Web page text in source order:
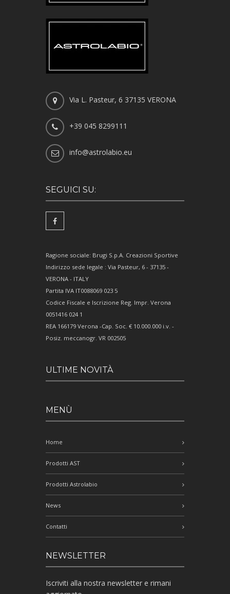
Via L. Pasteur, 6 37135 VERONA
+39 045 8299111
info@astrolabio.eu
SEGUICI SU:
Ragione sociale: Brugi S.p.A. Creazioni Sportive
Indirizzo sede legale : Via Pasteur, 6 - 37135 -
VERONA - ITALY
Partita IVA IT0088069 023 5
Codice Fiscale e Iscrizione Reg. Impr. Verona
0051416 024 1
REA 166179 Verona -Cap. Soc. € 10.000.000 i.v. -
Posiz. meccanogr. VR 002505
ULTIME NOVITÀ
MENÙ
Home
Prodotti AST
Prodotti Astrolabio
News
Contatti
NEWSLETTER
Iscriviti alla nostra newsletter e rimani